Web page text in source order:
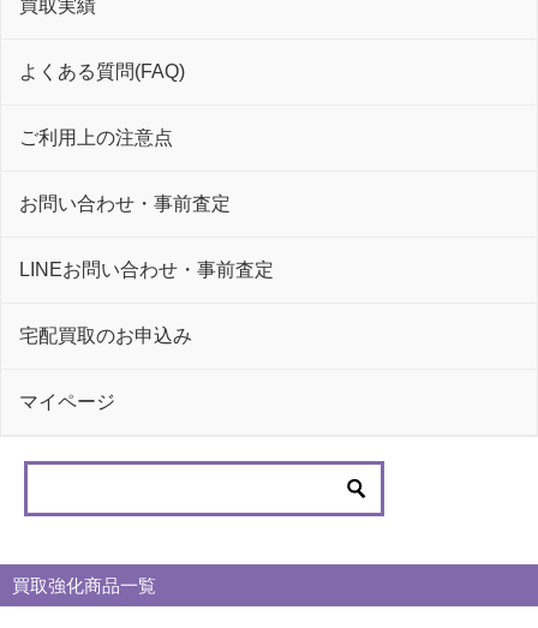
買取実績
よくある質問(FAQ)
ご利用上の注意点
お問い合わせ・事前査定
LINEお問い合わせ・事前査定
宅配買取のお申込み
マイページ
買取強化商品一覧